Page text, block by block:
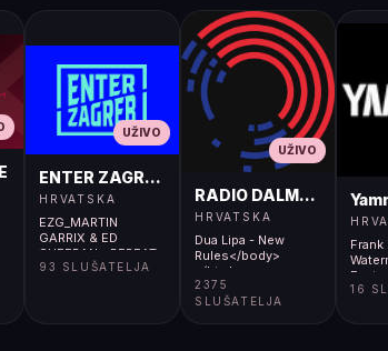
UŽIVO
ENTER ZAGREB LIVE
HRVATSKA
EZG_MARTIN
GARRIX & ED
SHEERAN - REPEAT
IT
93 SLUŠATELJA
UŽIVO
RADIO DALMACIJA
HRVATSKA
Dua Lipa - New
Rules</body>
</html>
2375
SLUŠATELJA
Frank
Easter
16